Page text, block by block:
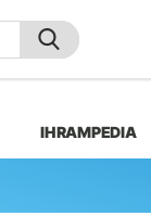
IHRAMPEDIA